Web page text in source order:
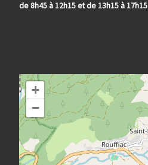
de 8h45 à 12h15 et de 13h15 à 17h15
+
−